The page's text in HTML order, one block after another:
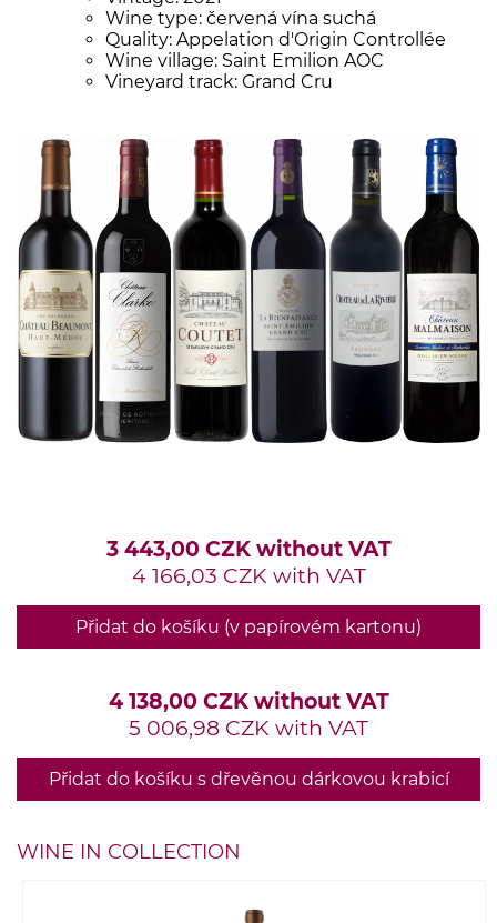
Wine type: červená vína suchá
Quality: Appelation d'Origin Controllée
Wine village: Saint Emilion AOC
Vineyard track: Grand Cru
3 443,00 CZK without VAT
4 166,03 CZK with VAT
Přidat do košíku (v papírovém kartonu)
4 138,00 CZK without VAT
5 006,98 CZK with VAT
Přidat do košíku s dřevěnou dárkovou krabicí
WINE IN COLLECTION